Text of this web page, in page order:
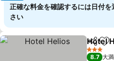
正確な料金を確認するには日付を
さい
シェアお
Hotel
3 ホテル
8.7 大